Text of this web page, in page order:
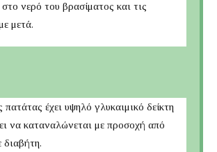
νερό του βρασίματος και τις
μετά.
έχει υψηλό γλυκαιμικό δείκτη
να καταναλώνεται με προσοχή από
διαβήτη.